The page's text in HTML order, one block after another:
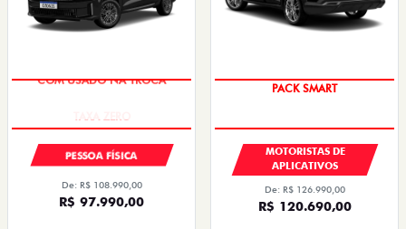
COM USADO NA TROCA
PESSOA FÍSICA
De: R$ 108.990,00
R$ 97.990,00
PACK SMART
MOTORISTAS DE
APLICATIVOS
De: R$ 126.990,00
R$ 120.690,00